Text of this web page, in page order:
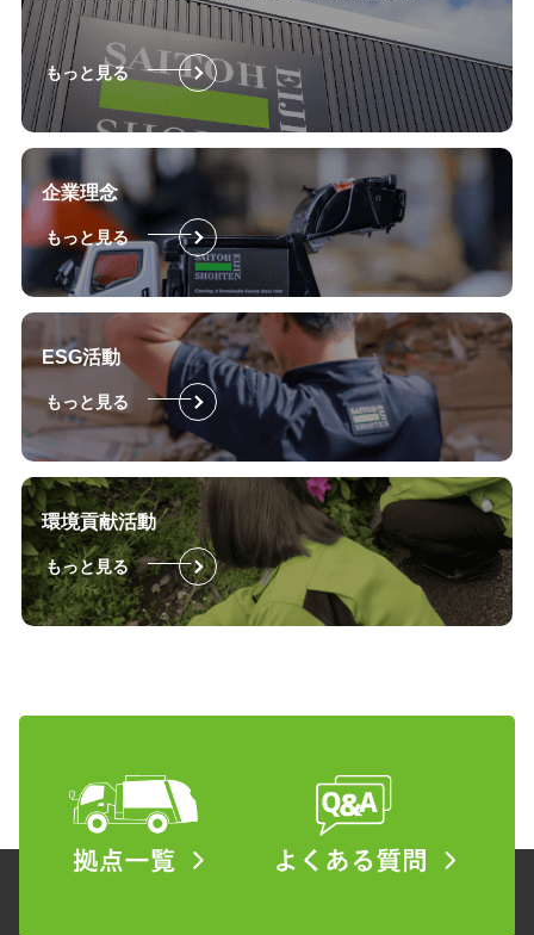
もっと見る
企業理念
もっと見る
ESG活動
もっと見る
環境貢献活動
もっと見る